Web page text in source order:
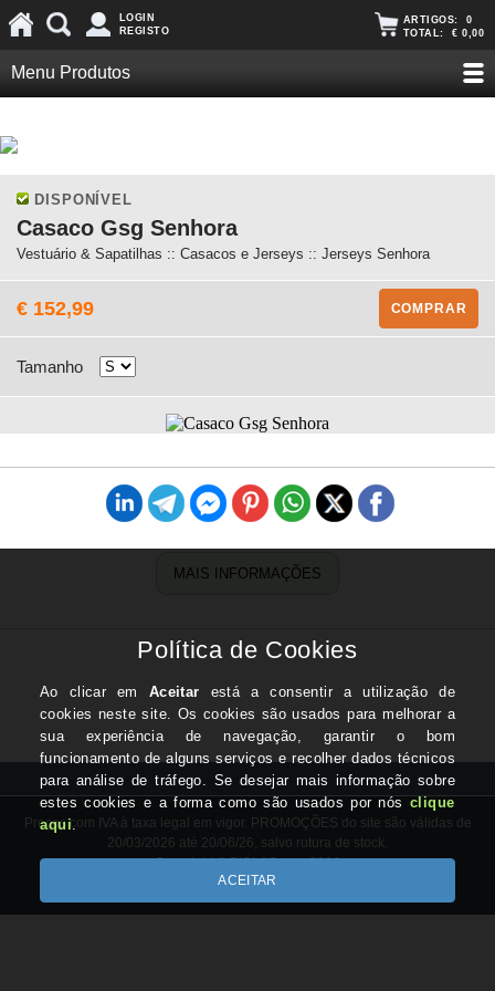
LOGIN
REGISTO
ARTIGOS: 0
TOTAL: € 0,00
Menu Produtos
DISPONÍVEL
Casaco Gsg Senhora
Vestuário & Sapatilhas :: Casacos e Jerseys :: Jerseys Senhora
€ 152,99 COMPRAR
Tamanho
MAIS INFORMAÇÕES
Preços com IVA à taxa legal em vigor. PROMOÇÕES do site são válidas de
20/03/2026 até 20/06/26, salvo rutura de stock.
Copyright © BICLAS.com 2026
Desenvolvido por Optimeios